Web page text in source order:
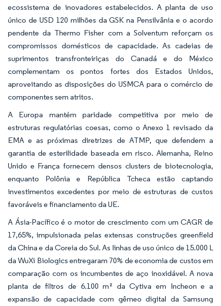
ecossistema de inovadores estabelecidos. A planta de uso
único de USD 120 milhões da GSK na Pensilvânia e o acordo
pendente da Thermo Fisher com a Solventum reforçam os
compromissos domésticos de capacidade. As cadeias de
suprimentos transfronteiriças do Canadá e do México
complementam os pontos fortes dos Estados Unidos,
aproveitando as disposições do USMCA para o comércio de
componentes sem atritos.
A Europa mantém paridade competitiva por meio de
estruturas regulatórias coesas, como o Anexo 1 revisado da
EMA e as próximas diretrizes de ATMP, que defendem a
garantia de esterilidade baseada em risco. Alemanha, Reino
Unido e França fornecem densos clusters de biotecnologia,
enquanto Polônia e República Tcheca estão captando
investimentos excedentes por meio de estruturas de custos
favoráveis e financiamento da UE.
A Ásia-Pacífico é o motor de crescimento com um CAGR de
17,65%, impulsionada pelas extensas construções greenfield
da China e da Coreia do Sul. As linhas de uso único de 15.000 L
da WuXi Biologics entregaram 70% de economia de custos em
comparação com os incumbentes de aço inoxidável. A nova
planta de filtros de 6.100 m² da Cytiva em Incheon e a
expansão de capacidade com gêmeo digital da Samsung